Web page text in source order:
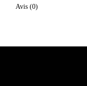
Avis (0)